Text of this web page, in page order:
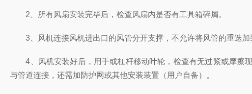
2、所有风扇安装完毕后，检查风扇内是否有工具箱碎屑。
3、风机连接风机进出口的风管分开支撑，不允许将风管的重迭加
4、风机安装好后，用手或杠杆移动叶轮，检查有无过紧或摩擦现
与管道连接，还需加防护网或其他安装装置（用户自备）。